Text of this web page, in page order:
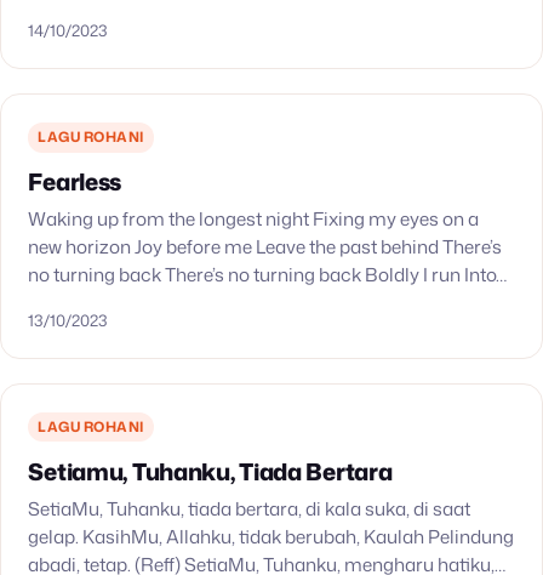
14/10/2023
LAGU ROHANI
Fearless
Waking up from the longest night Fixing my eyes on a
new horizon Joy before me Leave the past behind There’s
no turning back There’s no turning back Boldly I run Into…
13/10/2023
LAGU ROHANI
Setiamu, Tuhanku, Tiada Bertara
SetiaMu, Tuhanku, tiada bertara, di kala suka, di saat
gelap. KasihMu, Allahku, tidak berubah, Kaulah Pelindung
abadi, tetap. (Reff) SetiaMu, Tuhanku, mengharu hatiku,